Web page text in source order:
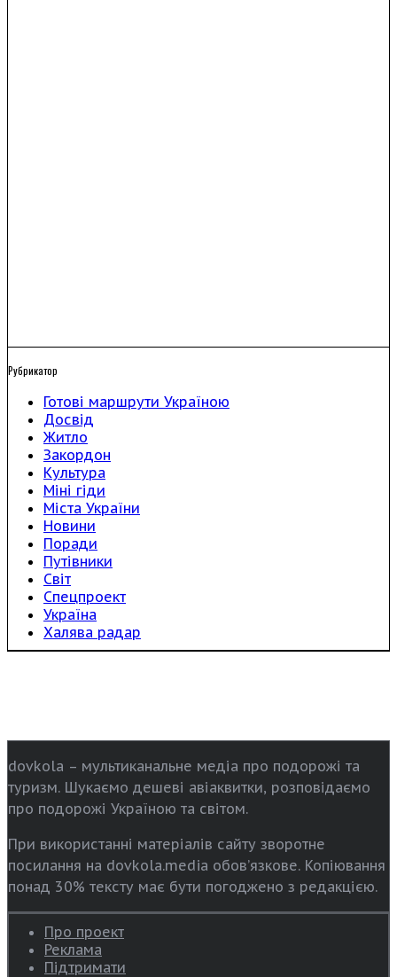
Рубрикатор
Готові маршрути Україною
Досвід
Житло
Закордон
Культура
Міні гіди
Міста України
Новини
Поради
Путівники
Світ
Спецпроект
Україна
Халява радар
dovkola – мультиканальне медіа про подорожі та
туризм. Шукаємо дешеві авіаквитки, розповідаємо
про подорожі Україною та світом.
При використанні матеріалів сайту зворотне
посилання на dovkola.media обов’язкове. Копіювання
понад 30% тексту має бути погоджено з редакцією.
Про проект
Реклама
Підтримати